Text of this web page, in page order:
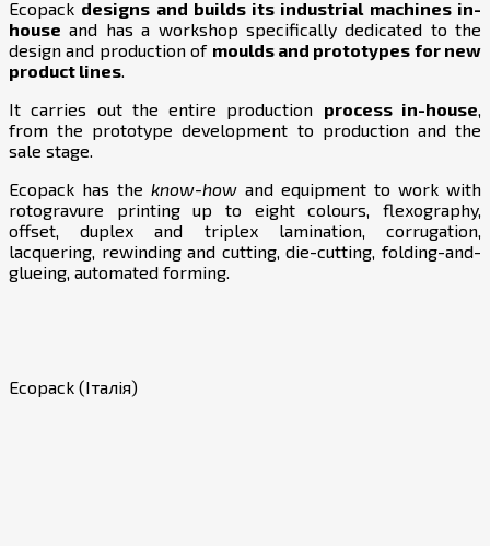
Ecopack designs and builds its industrial machines in-
house and has a workshop specifically dedicated to the
design and production of moulds and prototypes for new
product lines
It carries out the entire production process in-house
from the prototype development to production and the
sale stage.
Ecopack has the know-how and equipment to work with
rotogravure printing up to eight colours, flexography,
offset, duplex and triplex lamination, corrugation,
lacquering, rewinding and cutting, die-cutting, folding-and-
glueing, automated forming.
Ecopack (Італія)